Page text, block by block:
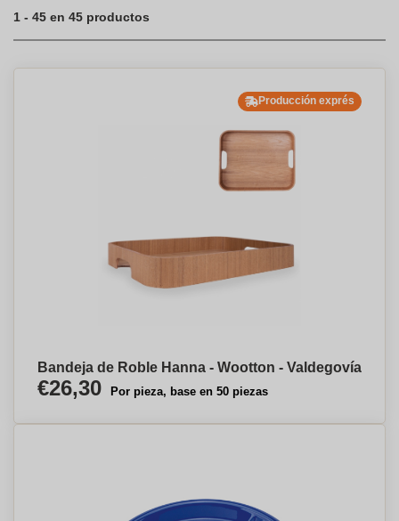
1 - 45 en 45 productos
Producción exprés
Bandeja de Roble Hanna - Wootton - Valdegovía
€26,30 Por pieza, base en 50 piezas